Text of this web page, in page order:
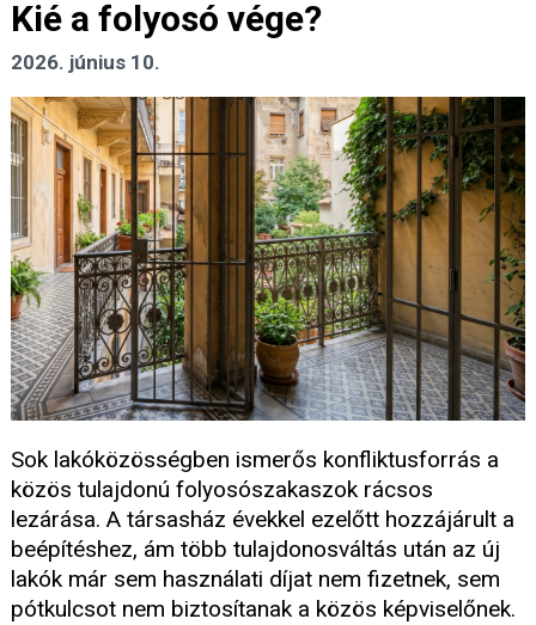
Kié a folyosó vége?
2026. június 10.
Sok lakóközösségben ismerős konfliktusforrás a
közös tulajdonú folyosószakaszok rácsos
lezárása. A társasház évekkel ezelőtt hozzájárult a
beépítéshez, ám több tulajdonosváltás után az új
lakók már sem használati díjat nem fizetnek, sem
pótkulcsot nem biztosítanak a közös képviselőnek.